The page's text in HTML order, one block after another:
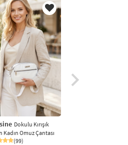
Dokulu Kırışık
Kadın Omuz Çantası
(99)